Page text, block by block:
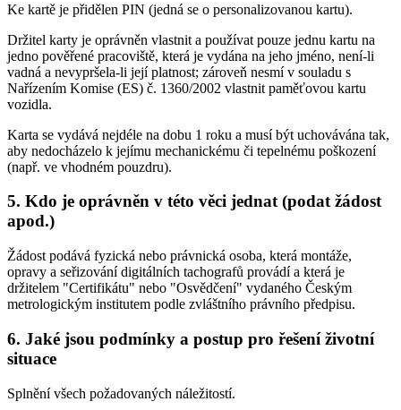
Ke kartě je přidělen PIN (jedná se o personalizovanou kartu).
Držitel karty je oprávněn vlastnit a používat pouze jednu kartu na
jedno pověřené pracoviště, která je vydána na jeho jméno, není-li
vadná a nevypršela-li její platnost; zároveň nesmí v souladu s
Nařízením Komise (ES) č. 1360/2002 vlastnit paměťovou kartu
vozidla.
Karta se vydává nejdéle na dobu 1 roku a musí být uchovávána tak,
aby nedocházelo k jejímu mechanickému či tepelnému poškození
(např. ve vhodném pouzdru).
5. Kdo je oprávněn v této věci jednat (podat žádost
apod.)
Žádost podává fyzická nebo právnická osoba, která montáže,
opravy a seřizování digitálních tachografů provádí a která je
držitelem "Certifikátu" nebo "Osvědčení" vydaného Českým
metrologickým institutem podle zvláštního právního předpisu.
6. Jaké jsou podmínky a postup pro řešení životní
situace
Splnění všech požadovaných náležitostí.